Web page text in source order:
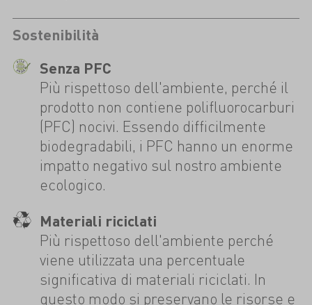
Sostenibilità
Senza PFC
Più rispettoso dell'ambiente, perché il
prodotto non contiene polifluorocarburi
(PFC) nocivi. Essendo difficilmente
biodegradabili, i PFC hanno un enorme
impatto negativo sul nostro ambiente
ecologico.
Materiali riciclati
Più rispettoso dell'ambiente perché
viene utilizzata una percentuale
significativa di materiali riciclati. In
questo modo si preservano le risorse e